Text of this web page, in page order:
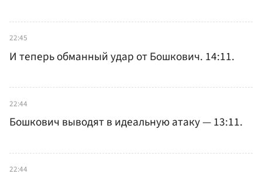
22:45
И теперь обманный удар от Бошкович. 14:11.
22:44
Бошкович выводят в идеальную атаку — 13:11.
22:44